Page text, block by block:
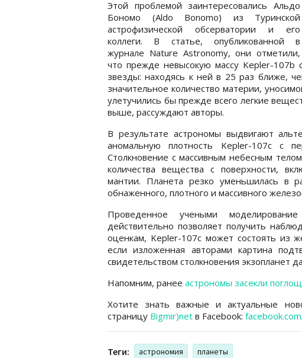
Этой проблемой заинтересовались Альдо
Бономо (Aldo Bonomo) из Туринской
астрофизической обсерватории и его
коллеги. В статье, опубликованной в
журнале Nature Astronomy, они отметили,
что прежде невысокую массу Kepler-107b
звезды: находясь к ней в 25 раз ближе,
значительное количество материи,
улетучились бы прежде всего легкие
выше, рассуждают авторы.
В результате астрономы выдвигают
аномальную плотность Kepler-107с с
Столкновение с массивным небесным
количества вещества с поверхности,
мантии. Планета резко уменьшилась в
обнаженного, плотного и массивного
Проведенное учеными
действительно позволяет получить
оценкам, Kepler-107с может состоять из
если изложенная авторами картина
свидетельством столкновения экзопланет
Напомним, ранее астрономы засекли
Хотите знать важные и актуальные
страницу Bigmir)net в Facebook:
Теги: астрономия планеты